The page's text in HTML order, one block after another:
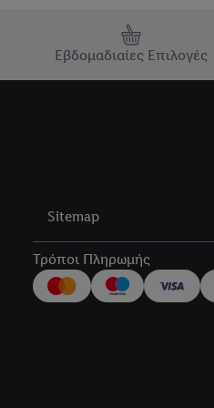
Εβδομαδιαίες Επιλογές
Sitemap
Τρόποι Πληρωμής